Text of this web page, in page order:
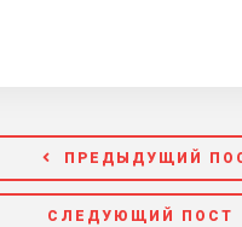
ПРЕДЫДУЩИЙ
СЛЕДУЮЩИЙ ПОСТ